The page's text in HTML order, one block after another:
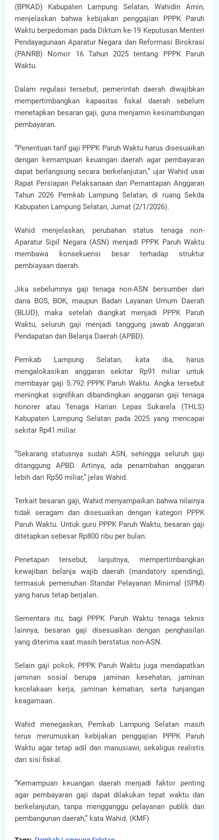
(BPKAD) Kabupaten Lampung Selatan, Wahidin Amin,
menjelaskan bahwa kebijakan penggajian PPPK Paruh
Waktu berpedoman pada Diktum ke-19 Keputusan Menteri
Pendayagunaan Aparatur Negara dan Reformasi Birokrasi
(PANRB) Nomor 16 Tahun 2025 tentang PPPK Paruh
Waktu.
Dalam regulasi tersebut, pemerintah daerah diwajibkan
mempertimbangkan kapasitas fiskal daerah sebelum
menetapkan besaran gaji, guna menjamin kesinambungan
pembayaran.
“Penentuan tarif gaji PPPK Paruh Waktu harus disesuaikan
dengan kemampuan keuangan daerah agar pembayaran
dapat berlangsung secara berkelanjutan,” ujar Wahid usai
Rapat Persiapan Pelaksanaan dan Pemantapan Anggaran
Tahun 2026 Pemkab Lampung Selatan, di ruang Sekda
Kabupaten Lampung Selatan, Jumat (2/1/2026).
Wahid menjelaskan, perubahan status tenaga non-
Aparatur Sipil Negara (ASN) menjadi PPPK Paruh Waktu
membawa konsekuensi besar terhadap struktur
pembiayaan daerah.
Jika sebelumnya gaji tenaga non-ASN bersumber dari
dana BOS, BOK, maupun Badan Layanan Umum Daerah
(BLUD), maka setelah diangkat menjadi PPPK Paruh
Waktu, seluruh gaji menjadi tanggung jawab Anggaran
Pendapatan dan Belanja Daerah (APBD).
Pemkab Lampung Selatan, kata dia, harus
mengalokasikan anggaran sekitar Rp91 miliar untuk
membayar gaji 5.792 PPPK Paruh Waktu. Angka tersebut
meningkat signifikan dibandingkan anggaran gaji tenaga
honorer atau Tenaga Harian Lepas Sukarela (THLS)
Kabupaten Lampung Selatan pada 2025 yang mencapai
sekitar Rp41 miliar.
“Sekarang statusnya sudah ASN, sehingga seluruh gaji
ditanggung APBD. Artinya, ada penambahan anggaran
lebih dari Rp50 miliar,” jelas Wahid.
Terkait besaran gaji, Wahid menyampaikan bahwa nilainya
tidak seragam dan disesuaikan dengan kategori PPPK
Paruh Waktu. Untuk guru PPPK Paruh Waktu, besaran gaji
ditetapkan sebesar Rp800 ribu per bulan.
Penetapan tersebut, lanjutnya, mempertimbangkan
kewajiban belanja wajib daerah (mandatory spending),
termasuk pemenuhan Standar Pelayanan Minimal (SPM)
yang harus tetap berjalan.
Sementara itu, bagi PPPK Paruh Waktu tenaga teknis
lainnya, besaran gaji disesuaikan dengan penghasilan
yang diterima saat masih berstatus non-ASN.
Selain gaji pokok, PPPK Paruh Waktu juga mendapatkan
jaminan sosial berupa jaminan kesehatan, jaminan
kecelakaan kerja, jaminan kematian, serta tunjangan
keagamaan.
Wahid menegaskan, Pemkab Lampung Selatan masih
terus merumuskan kebijakan penggajian PPPK Paruh
Waktu agar tetap adil dan manusiawi, sekaligus realistis
dari sisi fiskal.
“Kemampuan keuangan daerah menjadi faktor penting
agar pembayaran gaji dapat dilakukan tepat waktu dan
berkelanjutan, tanpa mengganggu pelayanan publik dan
pembangunan daerah,” kata Wahid. (KMF)